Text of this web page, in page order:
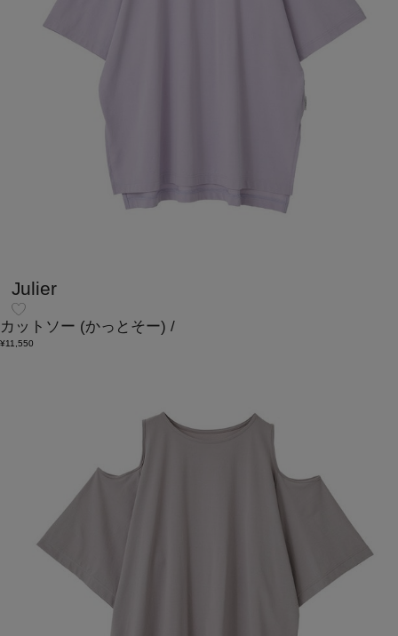
Julier
カットソー (かっとそー) /
¥11,550